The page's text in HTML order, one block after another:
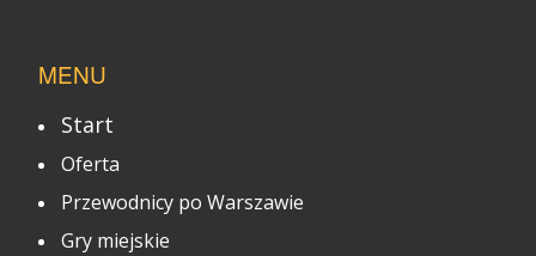
MENU
Start
Oferta
Przewodnicy po Warszawie
Gry miejskie